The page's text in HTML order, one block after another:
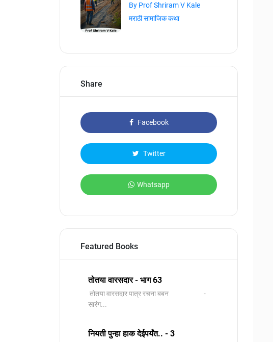
By Prof Shriram V Kale
मराठी सामाजिक कथा
Share
Facebook
Twitter
Whatsapp
Featured Books
तोतया वारसदार - भाग 63
तोतया वारसदार पात्र रचना बबन -
सारंग...
नियती पुन्हा हाक देईपर्यंत.. - 3